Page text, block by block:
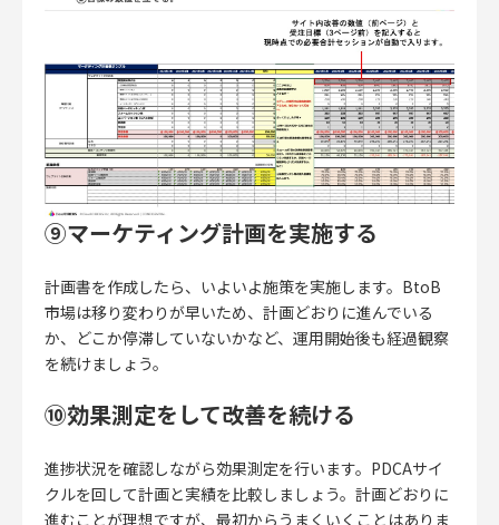
⑨マーケティング計画を実施する
計画書を作成したら、いよいよ施策を実施します。BtoB
市場は移り変わりが早いため、計画どおりに進んでいる
か、どこか停滞していないかなど、運用開始後も経過観察
を続けましょう。
⑩効果測定をして改善を続ける
進捗状況を確認しながら効果測定を行います。 PDCAサイ
クルを回して計画と実績を比較しましょう。 計画どおりに
進むことが理想ですが、最初からうまくいくことはありま